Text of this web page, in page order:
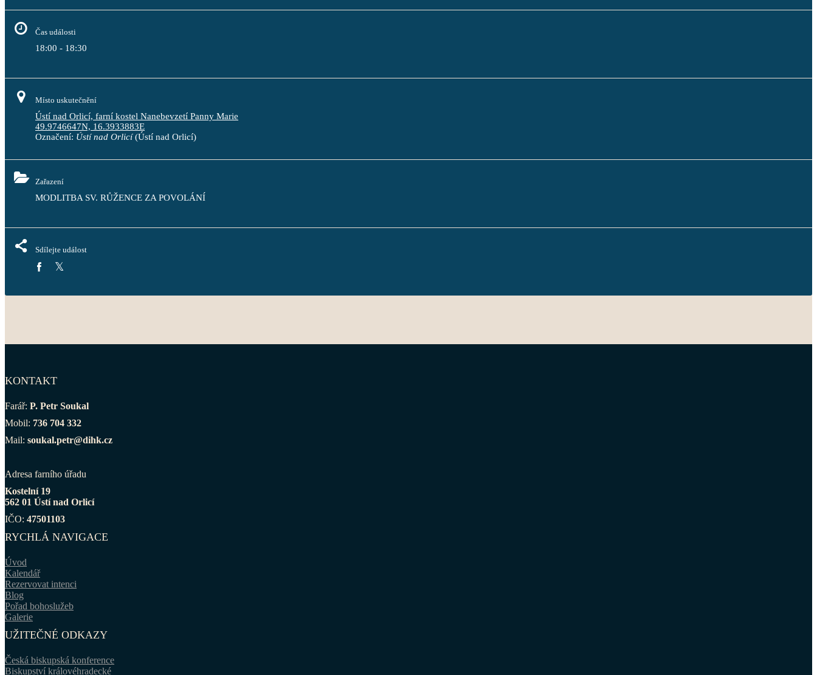
Čas události
18:00 - 18:30
Místo uskutečnění
Ústí nad Orlicí, farní kostel Nanebevzetí Panny Marie
49.9746647N, 16.3933883E
Označení: Ústí nad Orlicí(Ústí nad Orlicí)
Zařazení
MODLITBA SV. RŮŽENCE ZA POVOLÁNÍ
Sdílejte událost
KONTAKT
Farář: P. Petr Soukal
Mobil: 736 704 332
Mail: soukal.petr@dihk.cz
Adresa farního úřadu
Kostelní 19
562 01 Ústí nad Orlicí
IČO: 47501103
RYCHLÁ NAVIGACE
Úvod
Kalendář
Rezervovat intenci
Blog
Pořad bohoslužeb
Galerie
UŽITEČNÉ ODKAZY
Česká biskupská konference
Biskupství královéhradecké